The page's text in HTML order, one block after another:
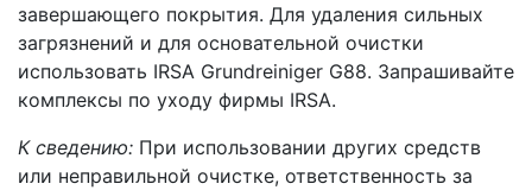
завершающего покрытия. Для удаления сильных
загрязнений и для основательной очистки
использовать IRSA Grundreiniger G88. Запрашивайте
комплексы по уходу фирмы IRSA.
К сведению: При использовании других средств
или неправильной очистке, ответственность за